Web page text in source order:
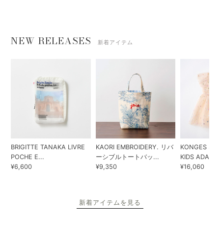
NEW RELEASES 新着アイテム
BRIGITTE TANAKA LIVRE
POCHE E...
¥6,600
KAORI EMBROIDERY. リバ
ーシブルトートバッ...
¥9,350
KONGES
KIDS ADA...
¥16,060
新着アイテムを見る